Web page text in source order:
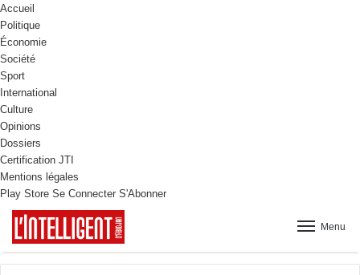
Accueil
Politique
Économie
Société
Sport
International
Culture
Opinions
Dossiers
Certification JTI
Mentions légales
Play Store Se Connecter S'Abonner
Menu